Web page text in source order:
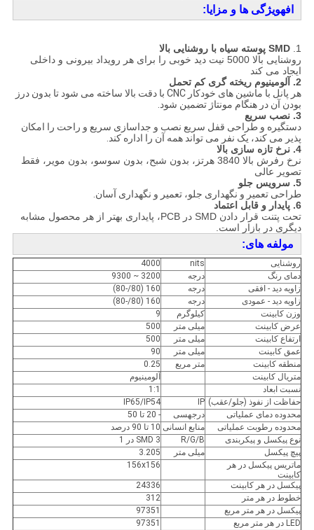
افهویژگی ها و مزایا:
1. SMD پوسته سیاه با روشنایی بالا
روشنایی بالا 5000 نیت دید خوبی را برای هر رویداد بیرونی و داخلی
ایجاد می کند
2. آلومینیوم ریخته گری کم تحمل
هر پانل با ماشین های خودکار CNC با دقت بالا ساخته می شود تا بدون درز
بودن آن در هنگام مونتاژ تضمین شود.
3. نصب سریع
دستگیره و طراحی قفل سریع نصب و جداسازی سریع و راحت را امکان
پذیر می کند، یک نفر می تواند همه آن را اداره کند.
4. نرخ تازه سازی بالا
نرخ رفرش بالا 3840 هرتز، بدون شبح، بدون سوسو، بدون مویر، فقط
تصویر عالی
5. سرویس جلو
طراحی تعمیر و نگهداری جلو، تعمیر و نگهداری آسان.
6. پایدار و قابل اعتماد
تحت پتنت قرار دادن SMD در PCB، پایداری بهتر از هر محصول مشابه
دیگری در بازار است.
مولفه های:
روشنایی nits
4000
دمای رنگ
درجه
3200 ~ 9300
زاویه دید - افقی
درجه
160 (80/-80)
زاویه دید - عمودی
درجه
160 (80/-80)
وزن کابینت
کیلوگرم
9
عرض کابینت
میلی متر
500
ارتفاع کابینت
میلی متر
500
عمق کابینت
میلی متر
90
منطقه کابینت
متر مربع
0.25
متریال کابینت
آلومینیوم
نسبت ابعاد
1:1
حفاظت از نفوذ (جلو/عقب) IP
IP65/IP54
محدوده دمای عملیاتی
درجهسی
- 20 تا 50
محدوده رطوبت عملیاتی
منابع انسانی 10 تا 90 درصد
نوع پیکسل و پیکربندی
R/G/B
SMD 3 در 1
پیچ پیکسل
میلی متر
3.205
ماتریس پیکسل در هر
کابینت
156x156
پیکسل در هر کابینت
24336
خطوط در هر متر
312
پیکسل در هر متر مربع
97351
LED در هر متر مربع
97351